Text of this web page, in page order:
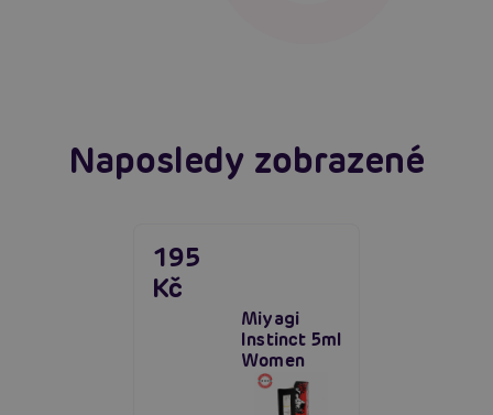
Naposledy zobrazené
Miyagi
Instinct 5ml
Women
195
Kč